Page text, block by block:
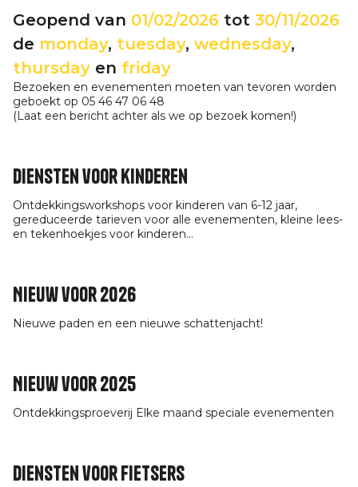
Geopend van 01/02/2026 tot 30/11/2026
de monday, tuesday, wednesday,
thursday en friday
Bezoeken en evenementen moeten van tevoren worden
geboekt op 05 46 47 06 48
(Laat een bericht achter als we op bezoek komen!)
Diensten voor kinderen
Ontdekkingsworkshops voor kinderen van 6-12 jaar,
gereduceerde tarieven voor alle evenementen, kleine lees-
en tekenhoekjes voor kinderen...
Nieuw voor 2026
Nieuwe paden en een nieuwe schattenjacht!
Nieuw voor 2025
Ontdekkingsproeverij Elke maand speciale evenementen
Diensten voor fietsers